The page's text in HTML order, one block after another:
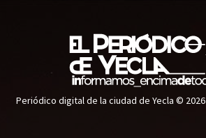
Periódico digital de la ciudad de Yecla © 2026